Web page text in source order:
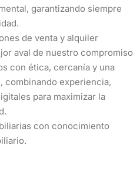
garantizando siempre
de venta y alquiler
aval de nuestro compromiso
con ética, cercanía y una
combinando experiencia,
para maximizar la
con conocimiento